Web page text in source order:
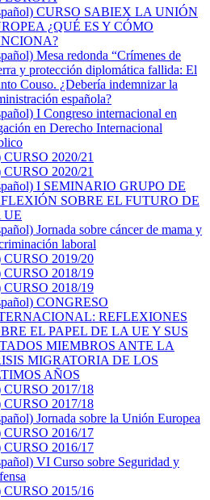
CURSO SABIEX LA UNIÓN
¿QUÉ ES Y CÓMO
Mesa redonda “Crímenes de
y protección diplomática fallida: El
Couso. ¿Debería indemnizar la
española?
I Congreso internacional en
en Derecho Internacional
CURSO 2020/21
CURSO 2020/21
I SEMINARIO GRUPO DE
SOBRE EL FUTURO DE
UE
Jornada sobre cáncer de mama y
laboral
CURSO 2019/20
CURSO 2018/19
CURSO 2018/19
CONGRESO
REFLEXIONES
EL PAPEL DE LA UE Y SUS
MIEMBROS ANTE LA
MIGRATORIA DE LOS
AÑOS
CURSO 2017/18
CURSO 2017/18
Jornada sobre la Unión Europea
CURSO 2016/17
CURSO 2016/17
VI Curso sobre Seguridad y
CURSO 2015/16